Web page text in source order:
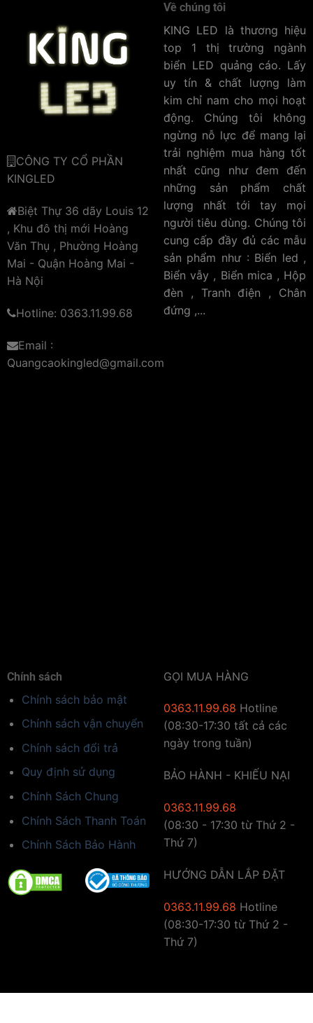
CÔNG TY CỔ PHẦN
KINGLED
Biệt Thự 36 dãy Louis 12
, Khu đô thị mới Hoàng
Văn Thụ , Phường Hoàng
Mai - Quận Hoàng Mai -
Hà Nội
Hotline: 0363.11.99.68
Email :
Quangcaokingled@gmail.com
Về chúng tôi
KING LED là thương hiệu
top 1 thị trường ngành
biển LED quảng cáo. Lấy
uy tín & chất lượng làm
kim chỉ nam cho mọi hoạt
động. Chúng tôi không
ngừng nỗ lực để mang lại
trải nghiệm mua hàng tốt
nhất cũng như đem đến
những sản phẩm chất
lượng nhất tới tay mọi
người tiêu dùng. Chúng tôi
cung cấp đầy đủ các mẫu
sản phẩm như : Biển led ,
Biển vẫy , Biển mica , Hộp
đèn , Tranh điện , Chân
đứng ,...
Chính sách
Chính sách bảo mật
Chính sách vận chuyển
Chính sách đổi trả
Quy định sử dụng
Chính Sách Chung
Chính Sách Thanh Toán
Chính Sách Bảo Hành
GỌI MUA HÀNG
0363.11.99.68 Hotline
(08:30-17:30 tất cả các
ngày trong tuần)
BẢO HÀNH - KHIẾU NẠI
0363.11.99.68
(08:30 - 17:30 từ Thứ 2 -
Thứ 7)
HƯỚNG DẪN LẮP ĐẶT
0363.11.99.68 Hotline
(08:30-17:30 từ Thứ 2 -
Thứ 7)